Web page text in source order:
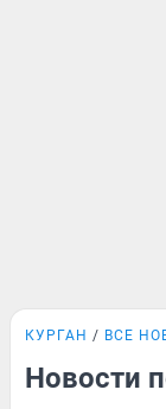
КУРГАН ВСЕ
Новости